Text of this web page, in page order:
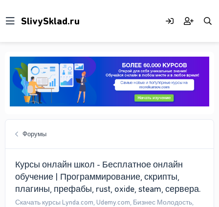
Форумы
Курсы онлайн школ - Бесплатное онлайн
обучение | Программирование, скрипты,
плагины, префабы, rust, oxide, steam, сервера.
Скачать курсы Lynda.com, Udemy.com, Бизнес Молодость,